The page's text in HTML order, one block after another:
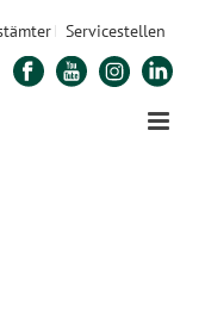
Servicestellen